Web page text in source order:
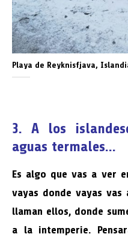
Playa de Reyknisfjava,
3. A los
aguas termales…
Es algo que vas a ver
vayas donde vayas vas
llaman ellos, donde
a la intemperie.